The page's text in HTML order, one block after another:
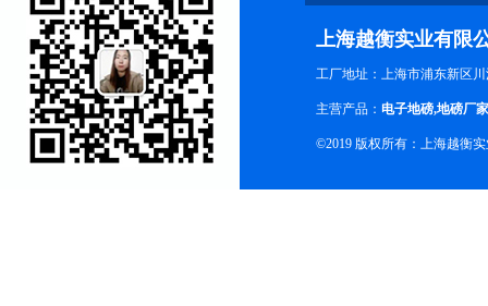
上海越衡实业有限
工厂地址：上海市浦东新区川
主营产品： 电子地磅,地磅厂家
©2019 版权所有：上海越衡